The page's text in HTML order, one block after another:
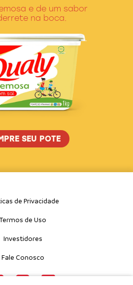
e de um sabor
na boca.
SEU POTE
de Privacidade
Termos de Uso
Investidores
Fale Conosco